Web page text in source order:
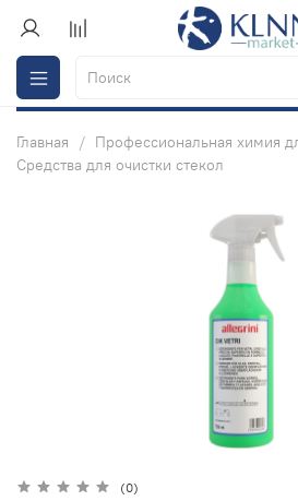
Главная
Профессиональная химия
Средства для очистки стекол
(0)